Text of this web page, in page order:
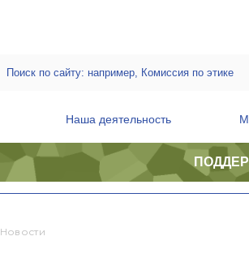
Наша деятельность
Новости